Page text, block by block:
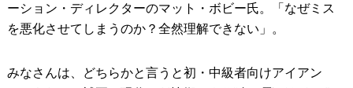
ーション・ディレクターのマット・ボビー氏。「なぜミス
を悪化させてしまうのか？全然理解できない」。
みなさんは、どちらかと言うと初・中級者向けアイアン